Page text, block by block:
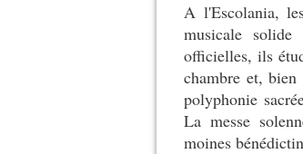
A l'Escolania,
musicale solide
officielles, ils
chambre et,
polyphonie
La messe
moines